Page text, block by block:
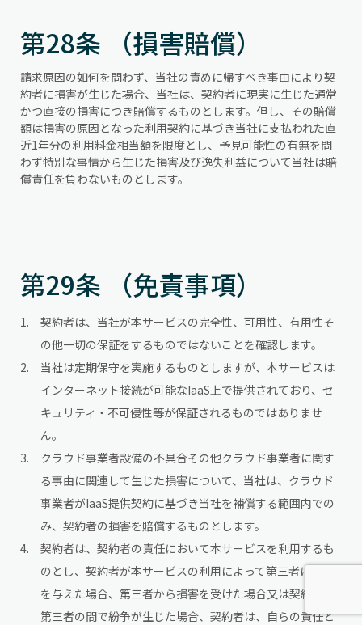
第28条 （損害賠償）
請求原因の如何を問わず、当社の責めに帰すべき事由により契
約者に損害が生じた場合、当社は、契約者に現実に生じた通常
かつ直接の損害につき賠償するものとします。但し、その賠償
額は損害の原因となった利用契約に基づき当社に支払われた直
近1年分の利用料金相当額を限度とし、予見可能性の有無を問
わず特別な事情から生じた損害及び逸失利益について当社は賠
償責任を負わないものとします。
第29条 （免責事項）
契約者は、当社が本サービスの完全性、可用性、有用性そ
の他一切の保証をするものではないことを確認します。
当社は定期保守を実施するものとしますが、本サービスは
インターネット接続が可能なIaaS上で提供されており、セ
キュリティ・不可侵性等が保証されるものではありませ
ん。
クラウド事業者設備の不具合その他クラウド事業者に関す
る事由に関連して生じた損害について、当社は、クラウド
事業者がIaaS提供契約に基づき当社を補償する範囲内での
み、契約者の損害を賠償するものとします。
契約者は、契約者の責任において本サービスを利用するも
のとし、契約者が本サービスの利用によって第三者に損害
を与えた場合、第三者から損害を受けた場合又は契約者と
第三者の間で紛争が生じた場合、契約者は、自らの責任と